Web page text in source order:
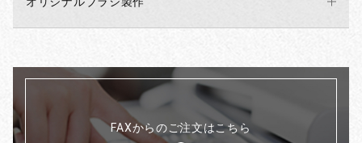
FAXからのご注文はこちら